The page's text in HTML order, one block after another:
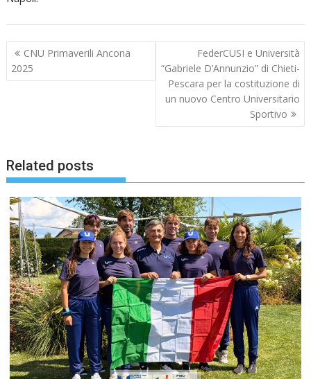
Navigazione
articoli
CNU Primaverili Ancona
2025
FederCUSI e Università
“Gabriele D’Annunzio” di Chieti-
Pescara per la costituzione di
un nuovo Centro Universitario
Sportivo
Related posts